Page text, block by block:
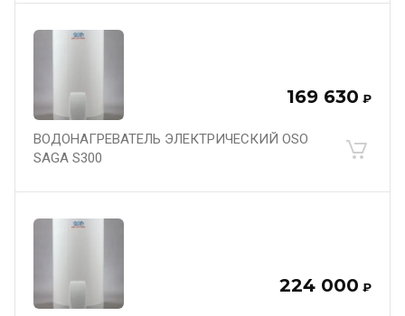
169 630 ₽
ВОДОНАГРЕВАТЕЛЬ ЭЛЕКТРИЧЕСКИЙ OSO
SAGA S300
224 000 ₽